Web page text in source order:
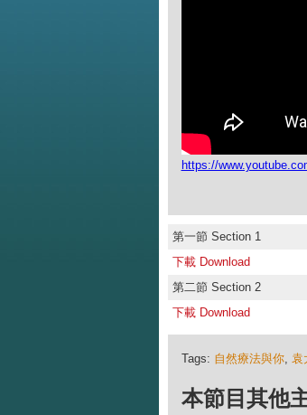
https://
第一節 Section 1
下載 Download
第二節 Section 2
下載 Download
Tags: 自然療法與你, 袁
本節目其他